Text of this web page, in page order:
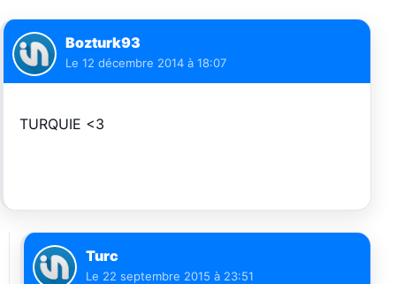
Bozturk93
Le 12 décembre 2014 à 18:07
TURQUIE <3
Turc
Le 22 septembre 2015 à 23:51